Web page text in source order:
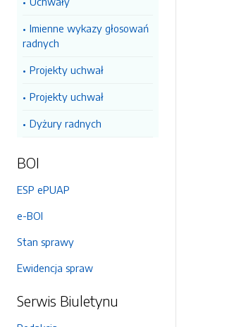
Imienne wykazy głosowań
radnych
Projekty uchwał
Projekty uchwał
Dyżury radnych
BOI
ESP ePUAP
e-BOI
Stan sprawy
Ewidencja spraw
Serwis Biuletynu